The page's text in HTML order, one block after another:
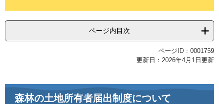
ページ内目次
ページID：0001759
更新日：2026年4月1日更新
森林の土地所有者届出制度について